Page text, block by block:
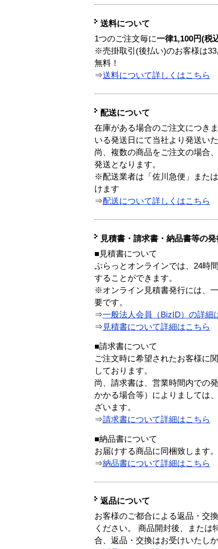
送料について
1つのご注文毎に一律1,100円(税
※売掛取引(後払い)のお客様は
無料！
⇒送料について詳しくはこちら
配送について
在庫がある場合のご注文につき
いる発送日にて当社より発送い
尚、複数の商品をご注文の場合
発送となります。
※配送業者は「佐川急便」また
けます
⇒配送について詳しくはこちら
見積書・請求書・納品書等の
■見積書について
ぷらっとオンラインでは、24時
することができます。
※オンライン見積書発行には、
要です。
⇒一般法人会員（BizID）の詳細
⇒ 見積書について詳細はこちら
■請求書について
ご注文時に希望されたお客様に
しております。
尚、請求書は、営業時間内での
かかる場合等）によりましては
ざいます。
⇒請求書について詳細はこちら
■納品書について
お届けする商品に同梱致します。
⇒納品書について詳細はこちら
返品について
お客様のご都合による返品・交
ください。 商品開封後、または
合、返品・交換はお受けいたし